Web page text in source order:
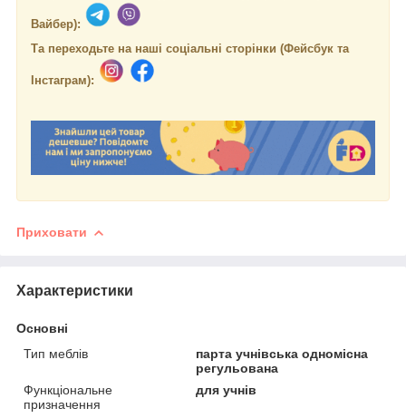
Вайбер):
Та переходьте на наші соціальні сторінки (Фейсбук та
Інстаграм):
Приховати
Характеристики
Основні
Тип меблів
парта учнівська одномісна
регульована
Функціональне
призначення
для учнів